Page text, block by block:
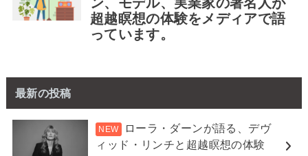
最新の投稿
ローラ・ダーンが語る、デヴ
ィッド・リンチと超越瞑想の体験